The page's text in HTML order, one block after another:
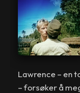
Lawrence – en
– forsøker å